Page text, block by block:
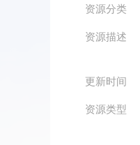
资源分类
资源描述
更新时间
资源类型